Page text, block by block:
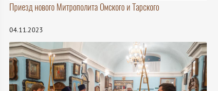
Приезд нового Митрополита Омского и Тарского
04.11.2023